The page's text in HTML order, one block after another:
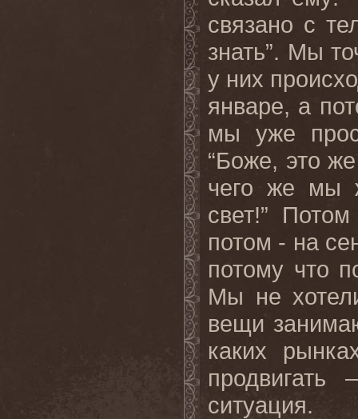
связано с
знать”. Мы
у них
январе, а
мы уже
“Боже, это
чего же мы
свет!”
потом - на
потому что
Мы не
вещи
каких
ситуация.